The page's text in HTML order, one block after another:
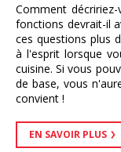
Comment
fonctions devrait-il
ces questions plus
à l'esprit lorsque
cuisine. Si vous
de base, vous
convient !
EN SAVOIR PLUS